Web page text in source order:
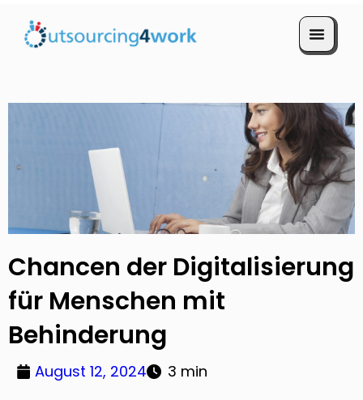
Chancen der Digitalisierung
für Menschen mit
Behinderung
August 12, 2024 3 min